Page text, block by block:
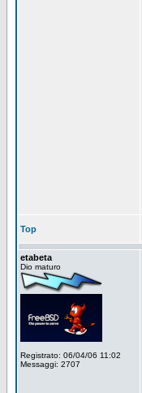
Top
etabeta
Dio maturo
Registrato: 06/04/06 11:02
Messaggi: 2707